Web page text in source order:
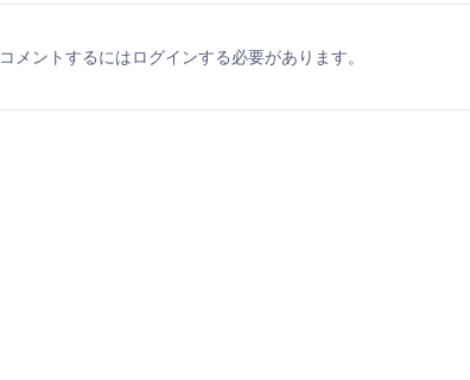
コメントするにはログインする必要があります。